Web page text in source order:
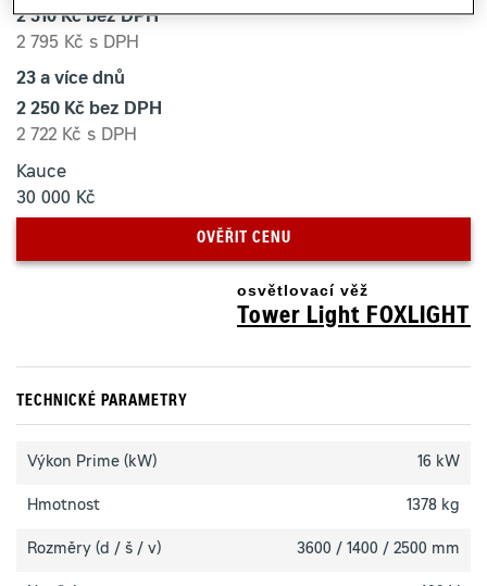
2 310 Kč bez DPH
2 795 Kč s DPH
23 a více dnů
2 250 Kč bez DPH
2 722 Kč s DPH
Kauce
30 000 Kč
OVĚŘIT CENU
osvětlovací věž
Tower Light FOXLIGHT
TECHNICKÉ PARAMETRY
Výkon Prime (kW) 16 kW
Hmotnost 1378 kg
Rozměry (d / š / v) 3600 / 1400 / 2500 mm